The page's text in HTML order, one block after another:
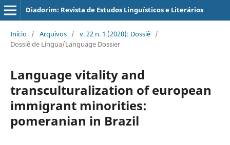
Diadorim: Revista de Estudos Linguísticos e Literários
Início / Arquivos / v. 22 n. 1 (2020): Dossiê /
Dossiê de Língua/Language Dossier
Language vitality and
transculturalization of european
immigrant minorities:
pomeranian in Brazil